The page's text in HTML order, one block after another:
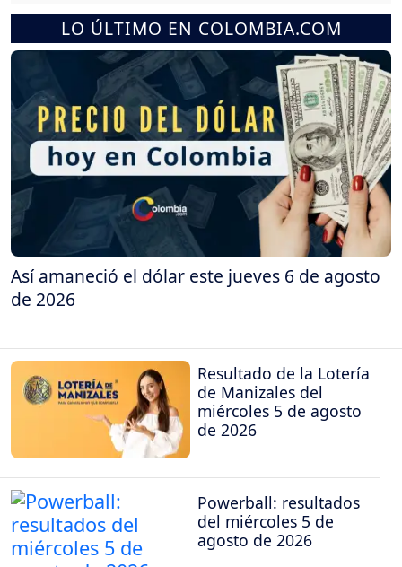
LO ÚLTIMO EN COLOMBIA.COM
Así amaneció el dólar este jueves 6 de agosto
de 2026
Resultado de la Lotería
de Manizales del
miércoles 5 de agosto
de 2026
Powerball: resultados
del miércoles 5 de
agosto de 2026